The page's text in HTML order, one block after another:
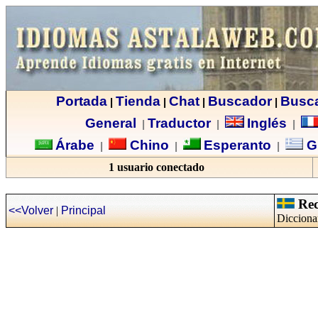
Portada| Tienda| Chat| Buscador|
General
Traductor| Inglés
Árabe Chino Esperanto
1 usuario conectado
<<Volver|Principal